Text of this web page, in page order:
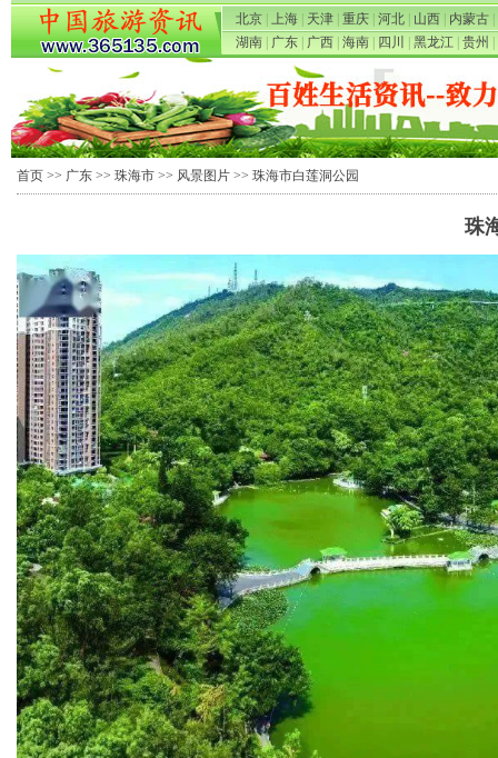
北京 上海 天津 重庆 河北 山西 内蒙古
湖南
广东 广西 海南 四川 黑龙江 贵州
首页 >> 广东 >> 珠海市 >> 风景图片 >> 珠海市白莲洞公园
珠